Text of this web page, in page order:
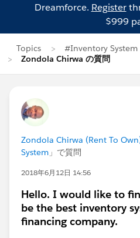
Dreamforce. Register
$999
Topics
#Inventory System
Zondola Chirwa の質問
Zondola Chirwa (Rent To
System 」で質問
2018年6月12日 14:56
Hello. I would like to
be the best inventory
financing company.